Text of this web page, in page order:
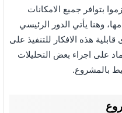
بتوافر جميع الامكانات
وهنا يأتي الدور الرئيسي
هذه الافكار للتنفيذ على
على اجراء بعض التحليلات
بالمشروع.